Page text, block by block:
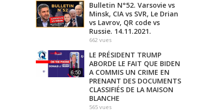
Bulletin N°52. Varsovie vs
Minsk, CIA vs SVR, Le Drian
vs Lavrov, QR code vs
Russie. 14.11.2021.
662 vues
6:50
LE PRÉSIDENT TRUMP
ABORDE LE FAIT QUE BIDEN
A COMMIS UN CRIME EN
PRENANT DES DOCUMENTS
CLASSIFIÉS DE LA MAISON
BLANCHE
565 vues